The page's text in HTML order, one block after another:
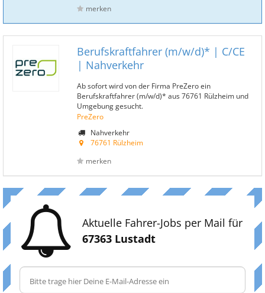
merken
Berufskraftfahrer (m/w/d)* | C/CE
| Nahverkehr
Ab sofort wird von der Firma PreZero ein
Berufskraftfahrer (m/w/d)* aus 76761 Rülzheim und
Umgebung gesucht.
PreZero
Nahverkehr
76761 Rülzheim
merken
Aktuelle Fahrer-Jobs per Mail für
67363 Lustadt